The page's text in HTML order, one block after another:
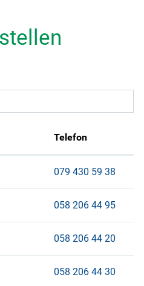
Telefon
079 430 59 38
058 206 44 95
058 206 44 20
058 206 44 30